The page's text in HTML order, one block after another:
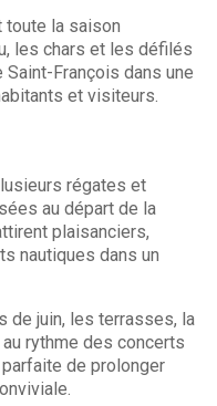
toute la saison
les chars et les défilés
François dans une
et visiteurs.
régates et
au départ de la
plaisanciers,
nautiques dans un
de juin, les terrasses, la
rythme des concerts
de prolonger